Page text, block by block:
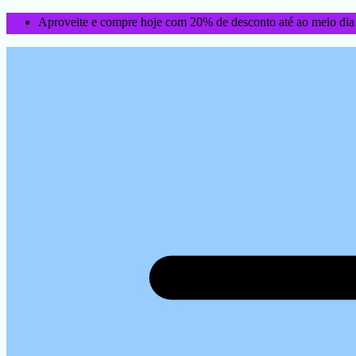
Aproveite e compre hoje com 20% de desconto até ao meio